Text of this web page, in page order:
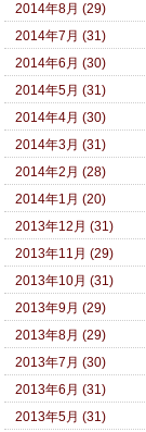
2014年8月 (29)
2014年7月 (31)
2014年6月 (30)
2014年5月 (31)
2014年4月 (30)
2014年3月 (31)
2014年2月 (28)
2014年1月 (20)
2013年12月 (31)
2013年11月 (29)
2013年10月 (31)
2013年9月 (29)
2013年8月 (29)
2013年7月 (30)
2013年6月 (31)
2013年5月 (31)